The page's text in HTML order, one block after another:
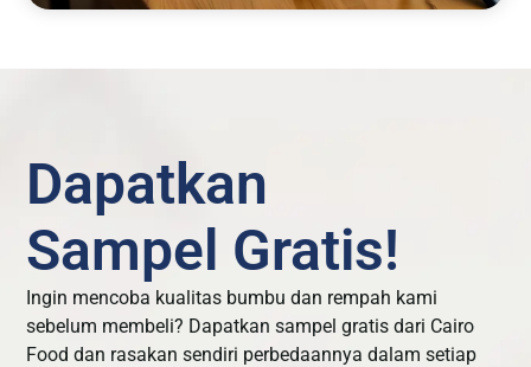
Dapatkan
Sampel Gratis!
Ingin mencoba kualitas bumbu dan rempah kami
sebelum membeli? Dapatkan sampel gratis dari Cairo
Food dan rasakan sendiri perbedaannya dalam setiap